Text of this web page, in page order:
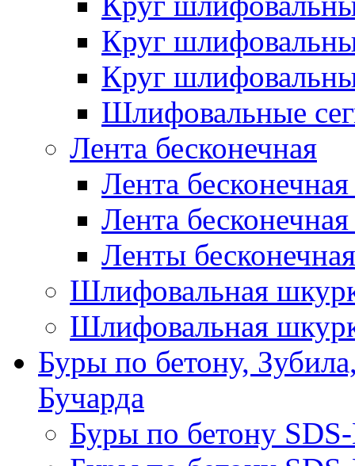
Круг
Круг
Шлифовальные
Лента бесконечная
Лента
Лента
Ленты
Шлифовальная
Шлифовальная
Буры по бетону,
Бучарда
Буры по бетону